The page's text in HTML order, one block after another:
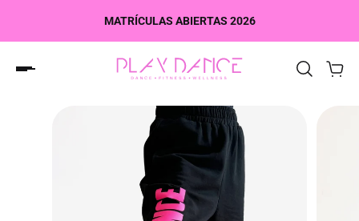
MATRÍCULAS ABIERTAS 2026